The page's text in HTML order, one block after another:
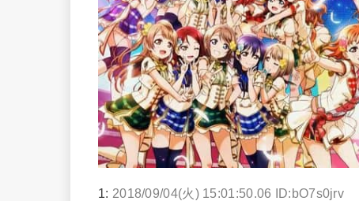
1: 2018/09/04(火) 15:01:50.06 ID:bO7s0jrv